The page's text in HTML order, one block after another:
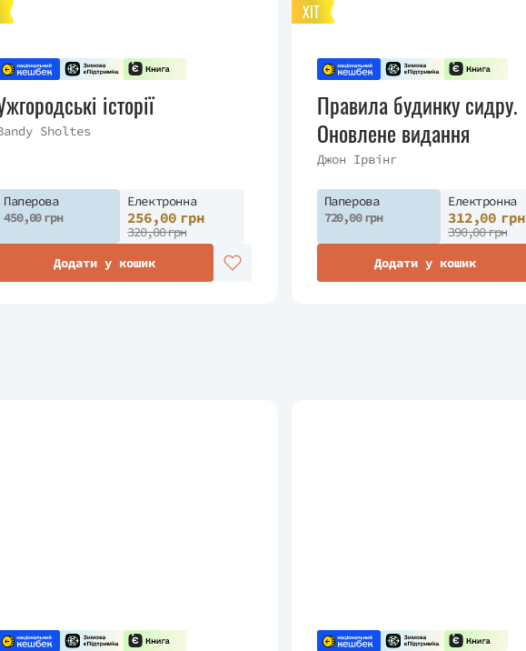
історії
Sholtes
Паперова
450,00 грн
Електронна
256,00 грн
320,00 грн
Додати у кошик
ХІТ
Правила будинку сидру.
Оновлене видання
Джон Ірвінг
Паперова
720,00 грн
Електронна
312,00 грн
390,00 грн
Додати у кошик